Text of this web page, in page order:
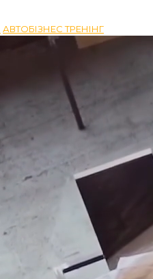
АВТОБІЗНЕС ТРЕНІНГ